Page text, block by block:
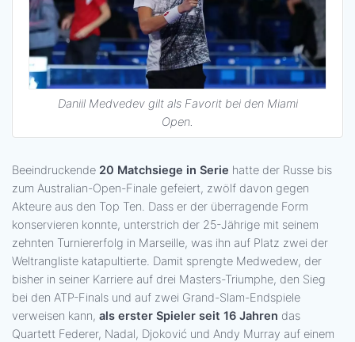
Daniil Medvedev gilt als Favorit bei den Miami
Open.
Beeindruckende 20 Matchsiege in Serie hatte der Russe bis
zum Australian-Open-Finale gefeiert, zwölf davon gegen
Akteure aus den Top Ten. Dass er der überragende Form
konservieren konnte, unterstrich der 25-Jährige mit seinem
zehnten Turniererfolg in Marseille, was ihn auf Platz zwei der
Weltrangliste katapultierte. Damit sprengte Medwedew, der
bisher in seiner Karriere auf drei Masters-Triumphe, den Sieg
bei den ATP-Finals und auf zwei Grand-Slam-Endspiele
verweisen kann, als erster Spieler seit 16 Jahren das
Quartett Federer, Nadal, Djoković und Andy Murray auf einem